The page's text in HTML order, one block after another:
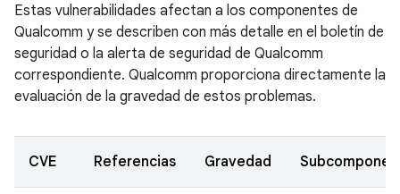
Estas vulnerabilidades afectan a los componentes de
Qualcomm y se describen con más detalle en el boletín de
seguridad o la alerta de seguridad de Qualcomm
correspondiente. Qualcomm proporciona directamente la
evaluación de la gravedad de estos problemas.
CVE Referencias Gravedad